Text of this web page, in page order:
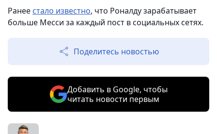
Ранее стало известно, что Роналду зарабатывает
больше Месси за каждый пост в социальных сетях.
Поделитесь новостью
Добавить в Google, чтобы
читать новости первым